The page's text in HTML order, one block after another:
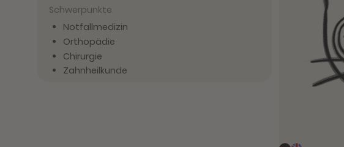
Schwerpunkte
Notfallmedizin
Orthopädie
Chirurgie
Zahnheilkunde